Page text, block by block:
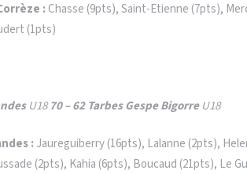
: Chasse (9pts), Saint-Etienne (7pts),
(1pts)
U1870 – 62 Tarbes Gespe BigorreU18
: Jaureguiberry (16pts), Lalanne (2pts),
(2pts), Kahia (6pts), Boucaud (21pts), Le